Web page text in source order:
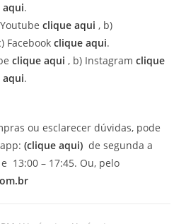
aqui.
clique aqui , b)
Facebook clique aqui.
clique aqui , b) Instagram clique
aqui.
ou esclarecer dúvidas, pode
(clique aqui) de segunda a
13:00 – 17:45. Ou, pelo